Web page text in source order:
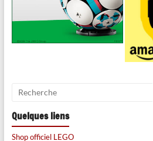
Quelques liens
Shop officiel LEGO